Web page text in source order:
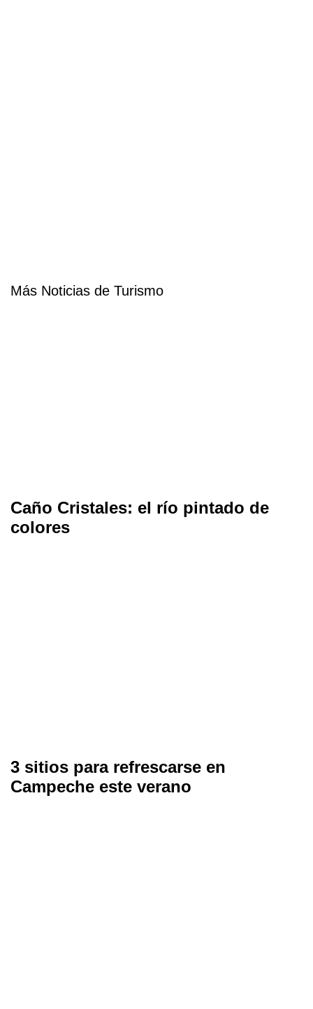
Más Noticias de Turismo
Caño Cristales: el río pintado de
colores
3 sitios para refrescarse en
Campeche este verano